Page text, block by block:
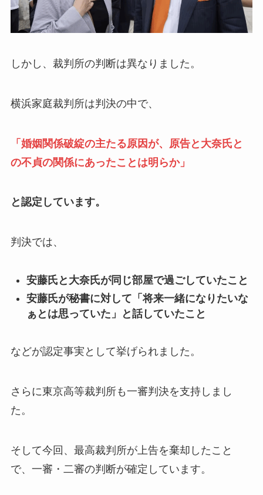
しかし、裁判所の判断は異なりました。
横浜家庭裁判所は判決の中で、
「婚姻関係破綻の主たる原因が、原告と大奈氏と
の不貞の関係にあったことは明らか」
と認定しています。
判決では、
安藤氏と大奈氏が同じ部屋で過ごしていたこと
安藤氏が秘書に対して「将来一緒になりたいな
ぁとは思っていた」と話していたこと
などが認定事実として挙げられました。
さらに東京高等裁判所も一審判決を支持しまし
た。
そして今回、最高裁判所が上告を棄却したこと
で、一審・二審の判断が確定しています。